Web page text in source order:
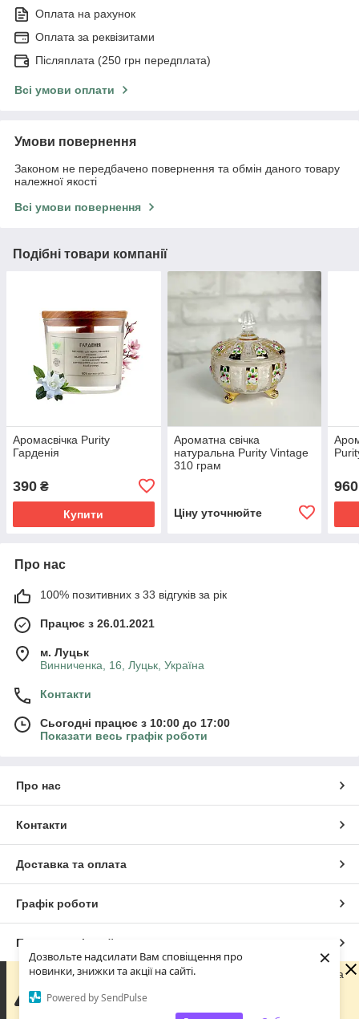
Дозвольте надсилати Вам сповіщення про
новинки, знижки та акції на сайті.
Powered by SendPulse
×
Оплата на рахунок
Оплата за реквізитами
Післяплата (250 грн передплата)
Всі умови оплати
Умови повернення
Законом не передбачено повернення та обмін даного товару
належної якості
Всі умови повернення
Подібні товари компанії
Аромасвічка Purity
Гарденія
390 ₴
Купити
Ароматна свічка
натуральна Purity Vintage
310 грам
Ціну уточнюйте
960
Про нас
100% позитивних з 33 відгуків за рік
Працює з 26.01.2021
м. Луцьк
Винниченка, 16, Луцьк, Україна
Контакти
Сьогодні працює з 10:00 до 17:00
Показати весь графік роботи
Про нас
Контакти
Доставка та оплата
Графік роботи
Повна версія сайту
Шановні покупці! З 29 липня по 18 серпня наша команда
замовлення у звичайному режимі. Усі замовлення та
звернення будуть оброблені починаючи з 18 серпня.